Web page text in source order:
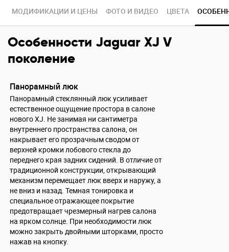
МОДИФИКАЦИИ И ЦЕНЫ ФОТО И ВИДЕО ЦВЕТА
Особенности Jaguar XJ V
поколение
Панорамный люк
Панорамный стеклянный люк усиливает
естественное ощущение простора в салоне
нового XJ. Не занимая ни сантиметра
внутреннего пространства салона, он
накрывает его прозрачным сводом от
верхней кромки лобового стекла до
переднего края задних сидений. В отличие от
традиционной конструкции, открывающий
механизм перемещает люк вверх и наружу, а
не вниз и назад. Темная тонировка и
специальное отражающее покрытие
предотвращает чрезмерный нагрев салона
на ярком солнце. При необходимости люк
можно закрыть двойными шторками, просто
нажав на кнопку.